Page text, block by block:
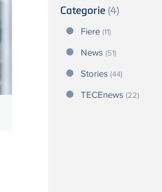
Categorie (4)
Fiere (11)
News (51)
Stories (44)
TECEnews (22)